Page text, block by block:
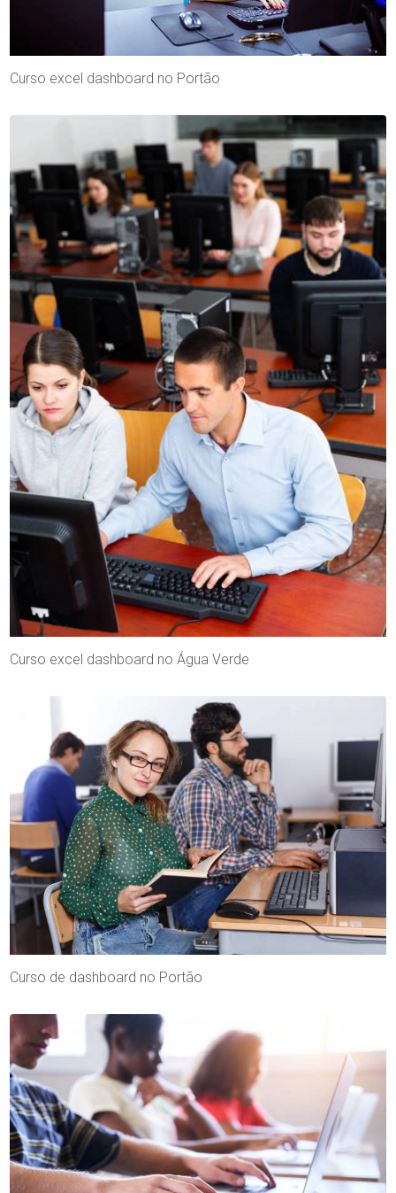
Curso excel dashboard no Portão
Curso excel dashboard no Água Verde
Curso de dashboard no Portão